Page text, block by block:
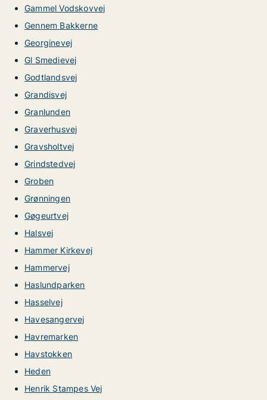
Gammel Vodskovvej
Gennem Bakkerne
Georginevej
Gl Smedievej
Godtlandsvej
Grandisvej
Granlunden
Graverhusvej
Gravsholtvej
Grindstedvej
Groben
Grønningen
Gøgeurtvej
Halsvej
Hammer Kirkevej
Hammervej
Haslundparken
Hasselvej
Havesangervej
Havremarken
Havstokken
Heden
Henrik Stampes Vej